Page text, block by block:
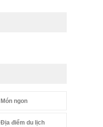
Món ngon
Địa điểm du lịch